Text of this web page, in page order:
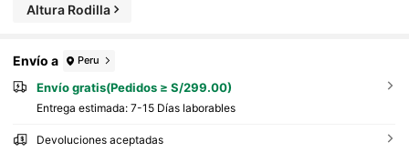
Altura Rodilla
Envío a Peru
Envío gratis(Pedidos ≥ S/299.00)
Entrega estimada: 7-15 Días laborables
Devoluciones aceptadas